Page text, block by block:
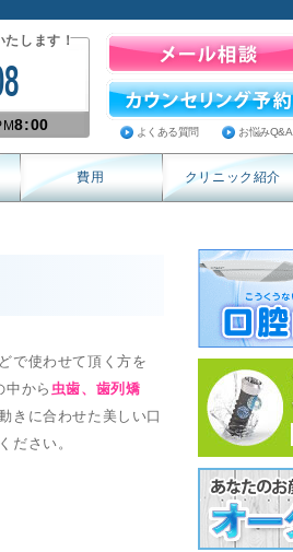
たします！
8:00 よくある質問 お悩みQ&A
費用 クリニック紹介
で使わせて頂く方を
中から 虫歯、歯列矯
きに合わせた美しい口
ださい。